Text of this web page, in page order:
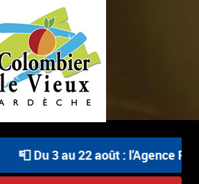
📮 Du 3 au 22 août : l'Agence